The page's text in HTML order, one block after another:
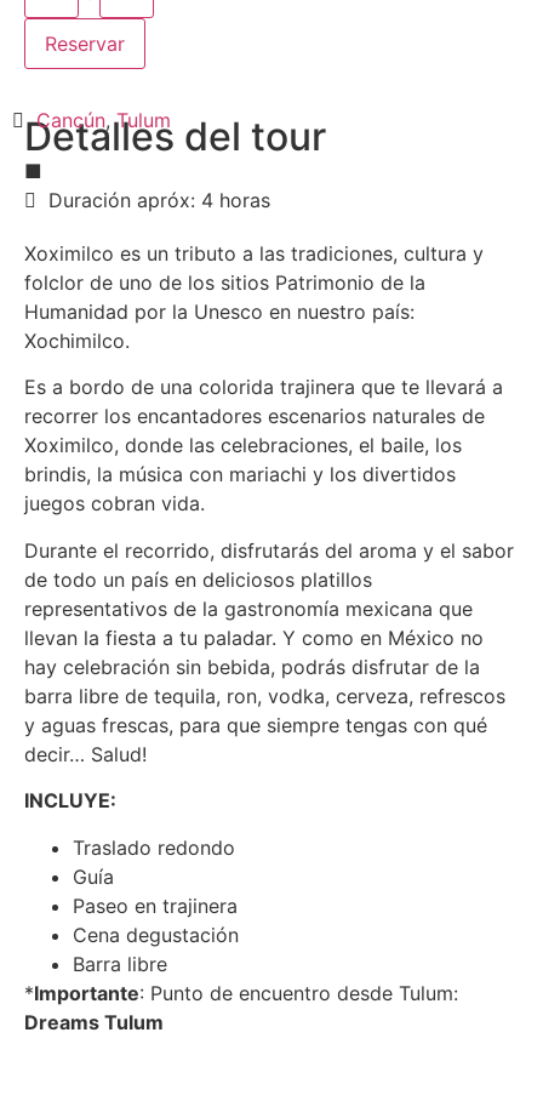
Cancún,Tulum
Detalles del tour
■
Duración apróx: 4 horas
Xoximilco es un tributo a las tradiciones, cultura y
folclor de uno de los sitios Patrimonio de la
Humanidad por la Unesco en nuestro país:
Xochimilco.
Es a bordo de una colorida trajinera que te llevará a
recorrer los encantadores escenarios naturales de
Xoximilco, donde las celebraciones, el baile, los
brindis, la música con mariachi y los divertidos
juegos cobran vida.
Durante el recorrido, disfrutarás del aroma y el sabor
de todo un país en deliciosos platillos
representativos de la gastronomía mexicana que
llevan la fiesta a tu paladar. Y como en México no
hay celebración sin bebida, podrás disfrutar de la
barra libre de tequila, ron, vodka, cerveza, refrescos
y aguas frescas, para que siempre tengas con qué
decir… Salud!
INCLUYE:
Traslado redondo
Guía
Paseo en trajinera
Cena degustación
Barra libre
*Importante: Punto de encuentro desde Tulum:
Dreams Tulum
Reservar